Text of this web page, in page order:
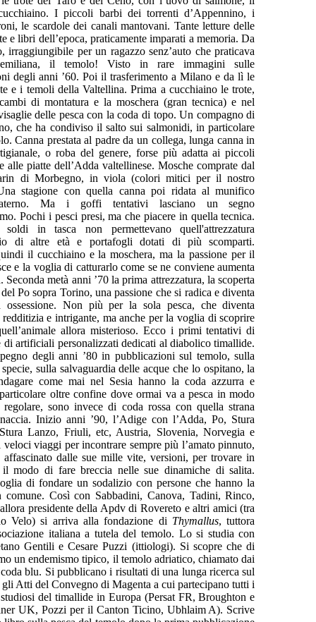
I piccoli barbi dei torrenti d’Appennino, i
le scardole dei canali mantovani. Tante letture delle
e libri dell’epoca, praticamente imparati a memoria. Da
irraggiungibile per un ragazzo senz’auto che praticava
il temolo! Visto in rare immagini sulle
degli anni ’60. Poi il trasferimento a Milano e da lì le
e i temoli della Valtellina. Prima a cucchiaino le trote,
di montatura e la moschera (gran tecnica) e nel
delle pesca con la coda di topo. Un compagno di
che ha condiviso il salto sui salmonidi, in particolare
Canna prestata al padre da un collega, lunga canna in
o roba del genere, forse più adatta ai piccoli
alle piatte dell’Adda valtellinese. Mosche comprate dal
di Morbegno, in viola (colori mitici per il nostro
stagione con quella canna poi ridata al munifico
Ma i goffi tentativi lasciano un segno
Pochi i pesci presi, ma che piacere in quella tecnica.
in tasca non permettevano quell'attrezzatura
di altre età e portafogli dotati di più scomparti.
il cucchiaino e la moschera, ma la passione per il
e la voglia di catturarlo come se ne conviene aumenta
Seconda metà anni ’70 la prima attrezzatura, la scoperta
Po sopra Torino, una passione che si radica e diventa
ossessione. Non più per la sola pesca, che diventa
redditizia e intrigante, ma anche per la voglia di scoprire
allora misterioso. Ecco i primi tentativi di
di artificiali personalizzati dedicati al diabolico timallide.
degli anni ’80 in pubblicazioni sul temolo, sulla
sulla salvaguardia delle acque che lo ospitano, la
come mai nel Sesia hanno la coda azzurra e
oltre confine dove ormai va a pesca in modo
regolare, sono invece di coda rossa con quella strana
Inizio anni ’90, l’Adige con l’Adda, Po, Stura
Lanzo, Friuli, etc, Austria, Slovenia, Norvegia e
viaggi per incontrare sempre più l’amato pinnuto,
affascinato dalle sue mille vite, versioni, per trovare in
modo di fare breccia nelle sue dinamiche di salita.
di fondare un sodalizio con persone che hanno la
comune. Così con Sabbadini, Canova, Tadini, Rinco,
presidente della Apdv di Rovereto e altri amici (tra
Velo) si arriva alla fondazione di Thymallus, tuttora
italiana a tutela del temolo. Lo si studia con
Gentili e Cesare Puzzi (ittiologi). Si scopre che di
un endemismo tipico, il temolo adriatico, chiamato dai
blu. Si pubblicano i risultati di una lunga ricerca sul
Atti del Convegno di Magenta a cui partecipano tutti i
del timallide in Europa (Persat FR, Broughton e
UK, Pozzi per il Canton Ticino, Ubhlaim A). Scrive